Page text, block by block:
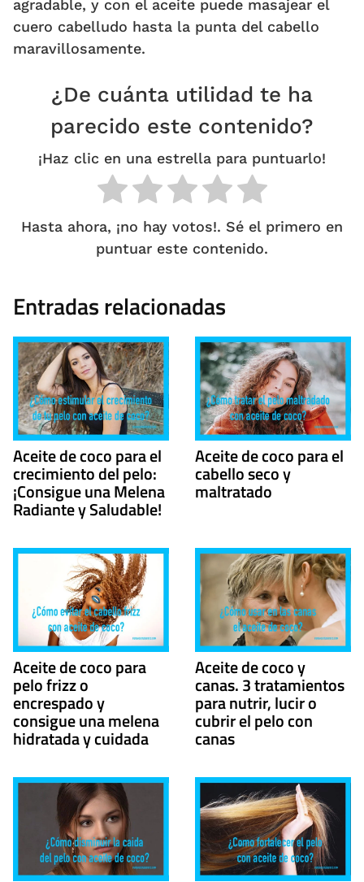
agradable, y con el aceite puede masajear el
cuero cabelludo hasta la punta del cabello
maravillosamente.
¿De cuánta utilidad te ha
parecido este contenido?
¡Haz clic en una estrella para puntuarlo!
Hasta ahora, ¡no hay votos!. Sé el primero en
puntuar este contenido.
Entradas relacionadas
Aceite de coco para el
crecimiento del pelo:
¡Consigue una Melena
Radiante y Saludable!
Aceite de coco para el
cabello seco y
maltratado
Aceite de coco para
pelo frizz o
encrespado y
consigue una melena
hidratada y cuidada
Aceite de coco y
canas. 3 tratamientos
para nutrir, lucir o
cubrir el pelo con
canas